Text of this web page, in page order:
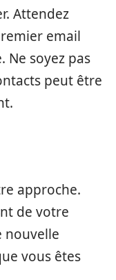
Attendez
email
soyez pas
peut être
approche.
de votre
nouvelle
vous êtes